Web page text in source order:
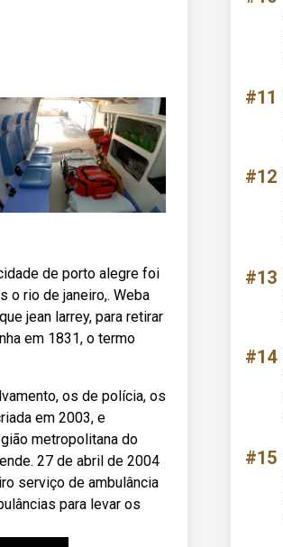
de porto alegre foi
o rio de janeiro,. Weba
jean larrey, para retirar
em 1831, o termo
os de polícia, os
em 2003, e
metropolitana do
27 de abril de 2004
serviço de ambulância
para levar os
#11
#12
#13
#14
#15